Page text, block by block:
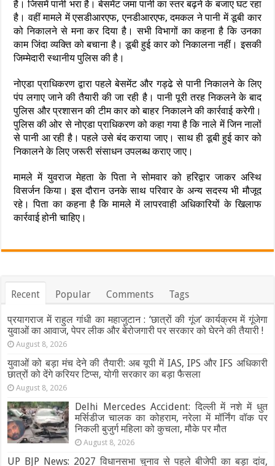
है। जिसमें पानी भरा है। बेसमेंट जमा पानी का स्तर बढ़ने के बजाए घट रहा
है। वहीं मामले में एसडीआरएफ, एनडीआरएफ, दमकल ने पानी में डूबी कार
को निकालने से मना कर दिया है। सभी विभागों का कहना है कि उनका
काम जिंदा व्यक्ति को बचाना है। डूबी हुई कार को निकालना नहीं। इसकी
जिम्मेदारी स्थानीय पुलिस की है।
नोएडा प्राधिकरण द्वारा पहले बेसमेंट और गड्ढे से पानी निकालने के लिए
पंप लगाए जाने की तैयारी की जा रही है। पानी पूरी तरह निकलने के बाद
पुलिस और प्रशासन की टीम कार को बाहर निकालने की कार्रवाई करेगी।
पुलिस की ओर से नोएडा प्राधिकरण को कहा गया है कि नाले में जिन नालों
से पानी आ रही है। पहले उसे बंद कराया जाए। साथ ही डूबी हुई कार को
निकालने के लिए जरूरी संसाधन उपलब्ध कराए जाए।
मामले में युवराज मेहता के पिता ने सोमवार को हरिद्वार जाकर अस्थि
विसर्जन किया। इस दौरान उनके साथ परिवार के अन्य सदस्य भी मौजूद
रहे। पिता का कहना है कि मामले में लापरवाही अधिकारियों के खिलाफ
कार्रवाई होनी चाहिए।
Recent Popular Comments Tags
प्रयागराज में राहुल गांधी का महाजुटान : ‘छात्रों की गूंज’ कार्यक्रम में गूंजेगा
युवाओं का आवाज, पेपर लीक और बेरोजगारी पर सरकार को घेरने की तैयारी !
August 8, 2026
युवाओं को बड़ा मंच देने की तैयारी: अब यूपी में IAS, IPS और IFS अधिकारी
छात्रों को देंगे करियर टिप्स, योगी सरकार का बड़ा फैसला
August 8, 2026
Delhi Mercedes Accident: दिल्ली में नशे में धुत
मर्सिडीज चालक का कोहराम, नरेला में मॉर्निंग वॉक पर
निकली बुजुर्ग महिला को कुचला, मौके पर मौत
August 8, 2026
UP BJP News: 2027 विधानसभा चुनाव से पहले बीजेपी का बड़ा दांव,